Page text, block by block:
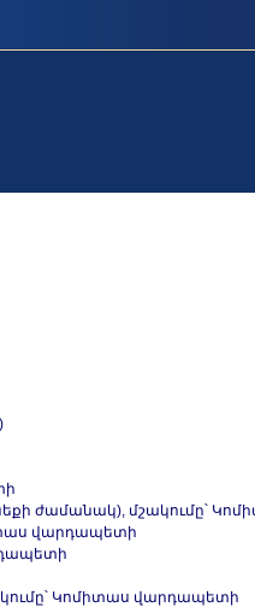
ժամանակ), մշակումը՝
վարդապետի
Կոմիտաս վարդապետի